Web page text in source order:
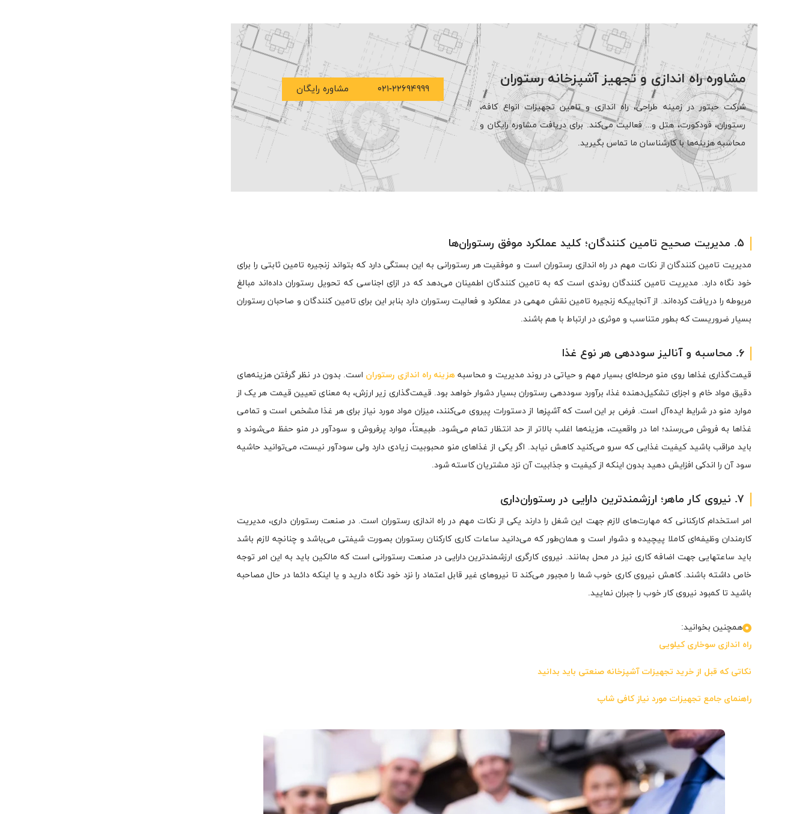
مشاوره راه اندازی و تجهیز آشپزخانه رستوران
شرکت حبتور در زمینه طراحی، راه اندازی و تامین تجهیزات انواع کافه،
رستوران، فودکورت، هتل و… فعالیت می‌کند. برای دریافت مشاوره رایگان و
محاسبه هزینه‌ها با کارشناسان ما تماس بگیرید.
۰۲۱-۲۲۶۹۴۹۹۹ مشاوره رایگان
۵. مدیریت صحیح تامین کنندگان؛ کلید عملکرد موفق رستوران‌ها
مدیریت تامین کنندگان از نکات مهم در راه اندازی رستوران است و موفقیت هر رستورانی به این بستگی دارد که بتواند زنجیره تامین ثابتی را برای
خود نگاه دارد. مدیریت تامین کنندگان روندی است که به تامین کنندگان اطمینان می‌دهد که در ازای اجناسی که تحویل رستوران داده‌اند مبالغ
مربوطه را دریافت کرده‌اند. از آنجاییکه زنجیره تامین نقش مهمی در عملکرد و فعالیت رستوران دارد بنابر این برای تامین کنندگان و صاحبان رستوران
بسیار ضروریست که بطور متناسب و موثری در ارتباط با هم باشند.
۶. محاسبه و آنالیز سوددهی هر نوع غذا
قیمت‌گذاری غذاها روی منو مرحله‌ای بسیار مهم و حیاتی در روند مدیریت و محاسبههزینه راه اندازی رستوران است. بدون در نظر گرفتن هزینه‌های
دقیق مواد خام و اجزای تشکیل‌دهنده غذا، برآورد سوددهی رستوران بسیار دشوار خواهد بود. قیمت‌گذاری زیر ارزش، به معنای تعیین قیمت هر یک از
موارد منو در شرایط ایده‌آل است. فرض بر این است که آشپزها از دستورات پیروی می‌کنند، میزان مواد مورد نیاز برای هر غذا مشخص است و تمامی
غذاها به فروش می‌رسند؛ اما در واقعیت، هزینه‌ها اغلب بالاتر از حد انتظار تمام می‌شود. طبیعتاً، موارد پرفروش و سودآور در منو حفظ می‌شوند و
باید مراقب باشید کیفیت غذایی که سرو می‌کنید کاهش نیابد. اگر یکی از غذاهای منو محبوبیت زیادی دارد ولی سودآور نیست، می‌توانید حاشیه
سود آن را اندکی افزایش دهید بدون اینکه از کیفیت و جذابیت آن نزد مشتریان کاسته شود.
۷. نیروی کار ماهر؛ ارزشمندترین دارایی در رستوران‌داری
امر استخدام کارکنانی که مهارت‌های لازم جهت این شغل را دارند یکی از نکات مهم در راه اندازی رستوران است. در صنعت رستوران داری، مدیریت
کارمندان وظیفه‌ای کاملا پیچیده و دشوار است و همان‌طور که می‌دانید ساعات کاری کارکنان رستوران بصورت شیفتی می‌باشد و چنانچه لازم باشد
باید ساعتهایی جهت اضافه کاری نیز در محل بمانند. نیروی کارگری ارزشمندترین دارایی در صنعت رستورانی است که مالکین باید به این امر توجه
خاص داشته باشند. کاهش نیروی کاری خوب شما را مجبور می‌کند تا نیروهای غیر قابل اعتماد را نزد خود نگاه دارید و یا اینکه دائما در حال مصاحبه
باشید تا کمبود نیروی کار خوب را جبران نمایید.
همچنین بخوانید:
راه اندازی سوخاری کیلویی
نکاتی که قبل از خرید تجهیزات آشپزخانه صنعتی باید بدانید
راهنمای جامع تجهیزات مورد نیاز کافی شاپ